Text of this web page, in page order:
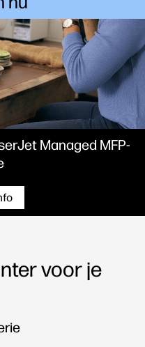
Managed MFP-
voor je